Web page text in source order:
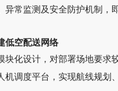
异常监测及安全防护机制，
低空配送网络
块化设计，对部署场地要求
机调度平台，实现航线规